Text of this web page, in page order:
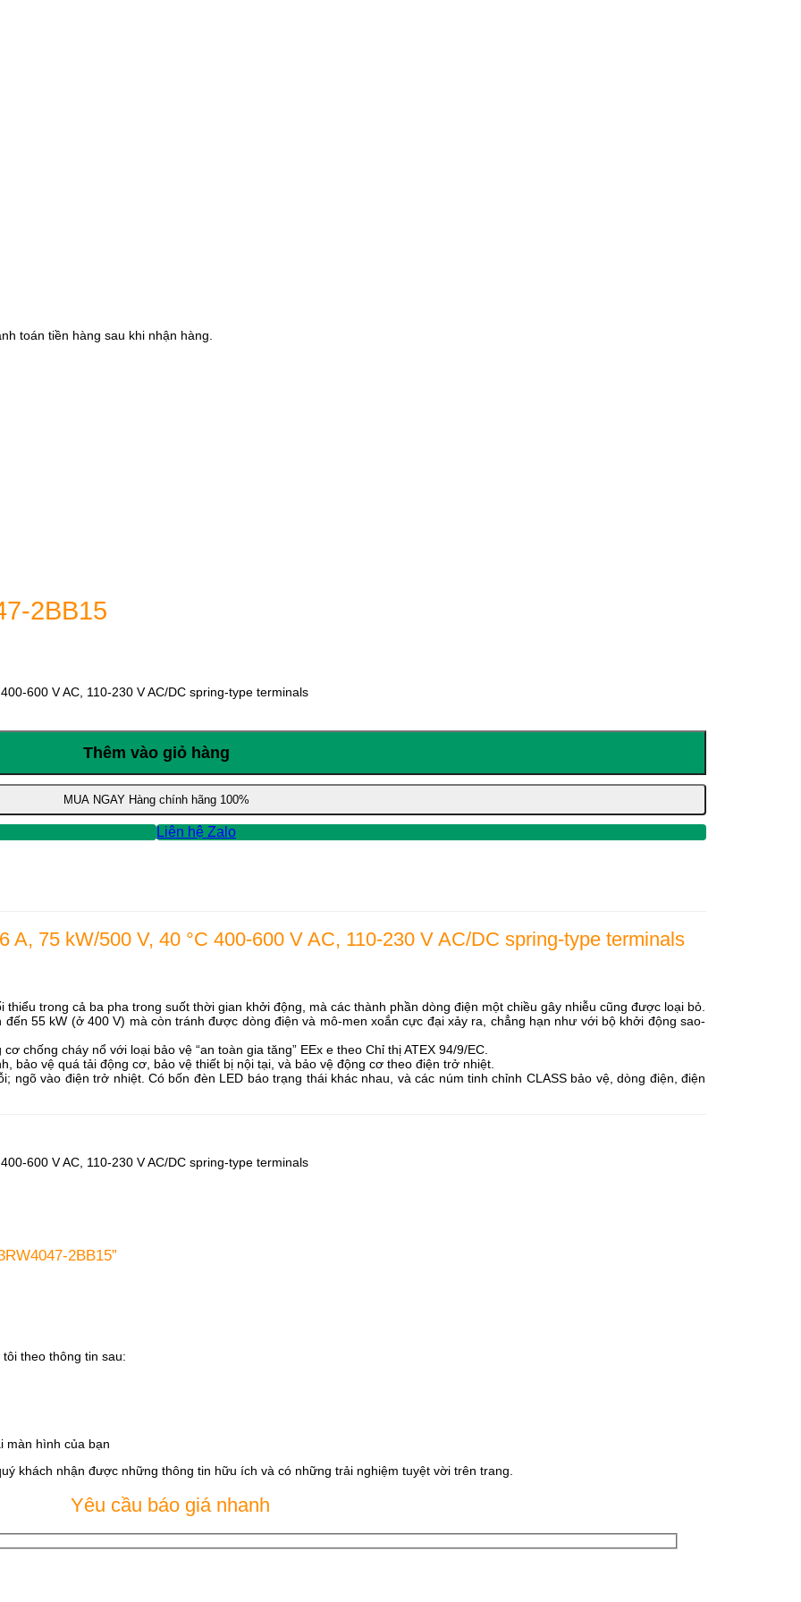
toán tiền hàng sau khi nhận hàng.
2BB15
600 V AC, 110-230 V AC/DC spring-type terminals
Thêm vào giỏ hàng
MUA NGAY Hàng chính hãng 100%
Liên hệ Zalo
75 kW/500 V, 40 °C 400-600 V AC, 110-230 V AC/DC spring-type terminals
trong cả ba pha trong suốt thời gian khởi động, mà các thành phần dòng điện một chiều gây nhiễu cũng được loại bỏ.
55 kW (ở 400 V) mà còn tránh được dòng điện và mô-men xoắn cực đại xảy ra, chẳng hạn như với bộ khởi động sao-
chống cháy nổ với loại bảo vệ “an toàn gia tăng” EEx e theo Chỉ thị ATEX 94/9/EC.
bảo vệ quá tải động cơ, bảo vệ thiết bị nội tại, và bảo vệ động cơ theo điện trở nhiệt.
ngõ vào điện trở nhiệt. Có bốn đèn LED báo trạng thái khác nhau, và các núm tinh chỉnh CLASS bảo vệ, dòng điện, điện
600 V AC, 110-230 V AC/DC spring-type terminals
2BB15”
theo thông tin sau:
màn hình của bạn
khách nhận được những thông tin hữu ích và có những trải nghiệm tuyệt vời trên trang.
Yêu cầu báo giá nhanh